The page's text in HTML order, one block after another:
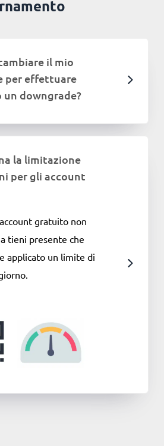
il mio
per effettuare
un downgrade?
la limitazione
per gli account
gratuito non
tieni presente che
applicato un limite di